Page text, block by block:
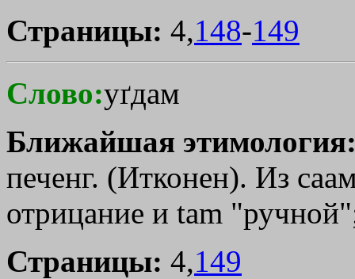
Страницы: 4,148-149
Слово:уґдам
Ближайшая
печенг. (Итконен). Из
отрицание и tаm
Страницы: 4,149